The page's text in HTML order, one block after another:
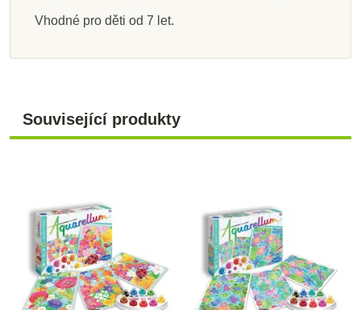
Vhodné pro děti od 7 let.
Související produkty